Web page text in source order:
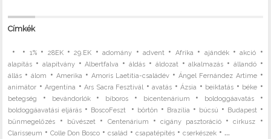
Címkék
• • 1%• 28EK•29.EK •adomány •advent • Afrika • ajándék•akció •
alapítás • alapítvány•Albertfalva •áldás • áldozat•alkalmazás • állandó•
állás •álom • Amerika • Amoris Laetitia-családév •Ángel Fernández Artime•
animátor •Argentína •Ars Sacra Fesztivál •avatás •Ázsia • beiktatás • béke •
betegség • bevándorlók• bíboros • bicentenárium • boldoggáavatás•
boldoggáavatási eljárás • BoscoFeszt • börtön • Brazília • búcsú • Budapest•
bűnmegelőzés • bűvészet• Centenárium •cigány pasztoráció•cirkusz •
Clarisseum •Colle Don Bosco •család •csapatépítés •cserkészek • ...